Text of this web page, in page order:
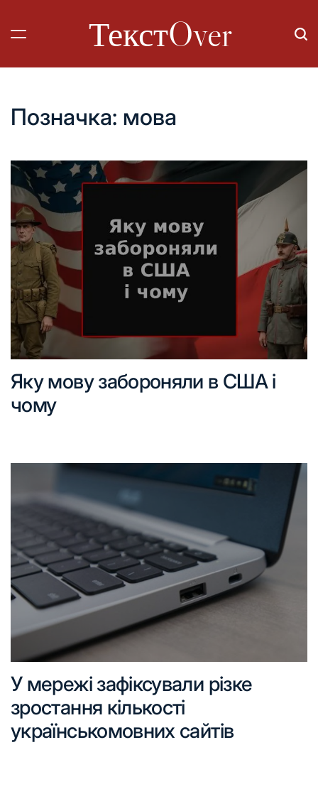
вмісту
ТекстOver
Позначка: мова
Яку мову забороняли в США і
чому
У мережі зафіксували різке
зростання кількості
українськомовних сайтів